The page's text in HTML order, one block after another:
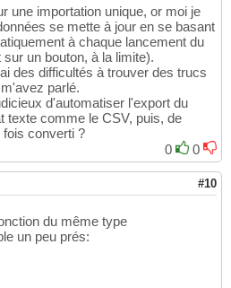
une importation unique, or moi je
se mette à jour en se basant
à chaque lancement du
un bouton, à la limite).
des difficultés à trouver des trucs
parlé.
d'automatiser l'export du
texte comme le CSV, puis, de
converti ?
0
0
#10
du même type
un peu prés: